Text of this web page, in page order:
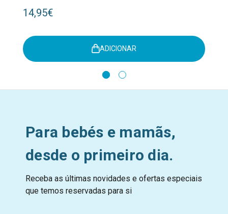
14,95€
ADICIONAR
Para bebés e mamãs,
desde o primeiro dia.
Receba as últimas novidades e ofertas especiais
que temos reservadas para si